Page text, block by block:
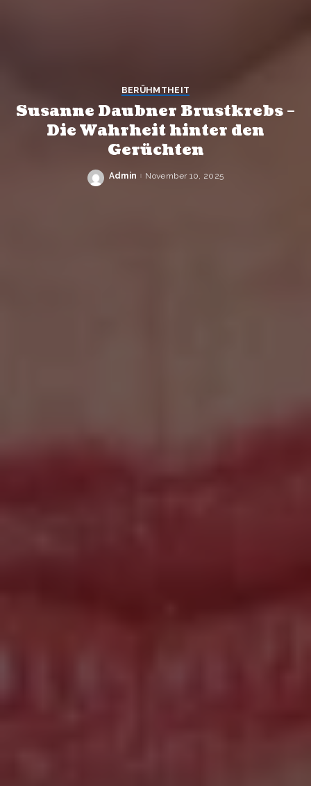
BERÜHMTHEIT
Susanne Daubner Brustkrebs –
Die Wahrheit hinter den
Gerüchten
Posted
Admin November 10, 2025